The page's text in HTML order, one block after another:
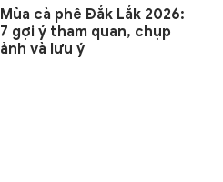
Mùa cà phê Đắk Lắk 2026:
7 gợi ý tham quan, chụp
ảnh và lưu ý